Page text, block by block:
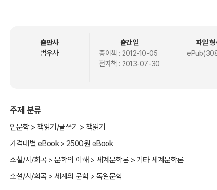
정신에 대하여 죄를 짓는 것이라고 지적하고 있다.
출판사
범우사
출간일
종이책 : 2012-10-05
전자책 : 2013-07-30
파일 형
주제 분류
인문학 > 책읽기/글쓰기 > 책읽기
가격대별 eBook > 2500원 eBook
소설/시/희곡 > 문학의 이해 > 세계문학론 > 기타 세계문학론
소설/시/희곡 > 세계의 문학 > 독일문학